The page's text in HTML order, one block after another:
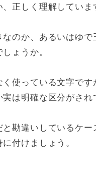
、正しく理解していま
のか、あるいはゆ
ょうか。
使っている文字で
は明確な区分がされ
勘違いしているケ
付けましょう。